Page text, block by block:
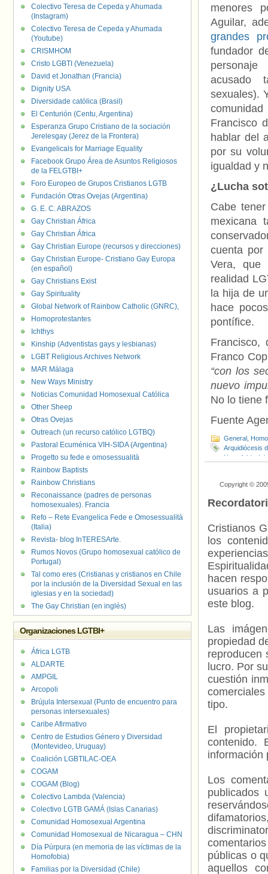
menores
Aguilar,
grandes
fundador
acusado
sexuales).
Francisco
hablar del
por su
igualdad y
¿Lucha
Cabe
mexicana
cuenta por
Vera, que
realidad
la hija de
hace
pontífice.
Francisco,
Franco
“con los
nuevo
No lo tiene
Fuente
General
Arquidiócesis
Homofobia
Copyright ©
Cristianos
los
hacen
usuarios a
este blog.
Las
propiedad
reproducen
lucro. Por
cuestión
tipo.
El
contenido.
información
Los
publicados
públicas o
aquellos
Colectivo Teresa de Cepeda y Ahumada
(Instagram)
Colectivo Teresa de Cepeda y Ahumada
(Youtube)
CRISMHOM
Cristo LGBTI (Venezuela)
David et Jonathan (Francia)
Dignity USA
Diversidade católica (Brasil)
El Centurión (Centu, Argentina)
Esperanza Grupo Cristiano de la sociación
Jerelesgay (Jerez de la Frontera)
Evangelicals for Marriage Equality
Facebook Grupo Área de Asuntos Religiosos
de la FELGTBI+
Foro Europeo de Grupos Cristianos LGTB
Fundación Otras Ovejas (Argentina)
G. E. C. ABRAZOS
Gay Christian África
Gay Christian África
Gay Christian Europe (recursos y direcciones)
Gay Christian Europe- Cristiano Gay Europa
(en español)
Gay Christians Exist
Gay Spirituality
Global Network of Rainbow Catholic (GNRC),
Homoprotestantes
Ichthys
Kinship (Adventistas gays y lesbianas)
LGBT Religious Archives Network
MAR Málaga
New Ways Ministry
Noticias Comunidad Homosexual Católica
Other Sheep
Otras Ovejas
Outreach (un recurso católico LGTBQ)
Pastoral Ecuménica VIH-SIDA (Argentina)
Progetto su fede e omosessualità
Rainbow Baptists
Rainbow Christians
Reconaissance (padres de personas
homosexuales). Francia
Refo – Rete Evangelica Fede e Omosessualità
(Italia)
Revista- blog InTERESArte.
Rumos Novos (Grupo homosexual católico de
Portugal)
Tal como eres (Cristianas y cristianos en Chile
por la inclusión de la Diversidad Sexual en las
iglesias y en la sociedad)
The Gay Christian (en inglés)
Organizaciones LGTBI+
África LGTB
ALDARTE
AMPGIL
Arcopoli
Brújula Intersexual (Punto de encuentro para
personas intersexuales)
Caribe Afirmativo
Centro de Estudios Género y Diversidad
(Montevideo, Uruguay)
Coalición LGBTILAC-OEA
COGAM
COGAM (Blog)
Colectivo Lambda (Valencia)
Colectivo LGTB GAMÁ (Islas Canarias)
Comunidad Homosexual Argentina
Comunidad Homosexual de Nicaragua – CHN
Día Púrpura (en memoria de las víctimas de la
Homofobia)
Familias por la Diversidad (Chile)